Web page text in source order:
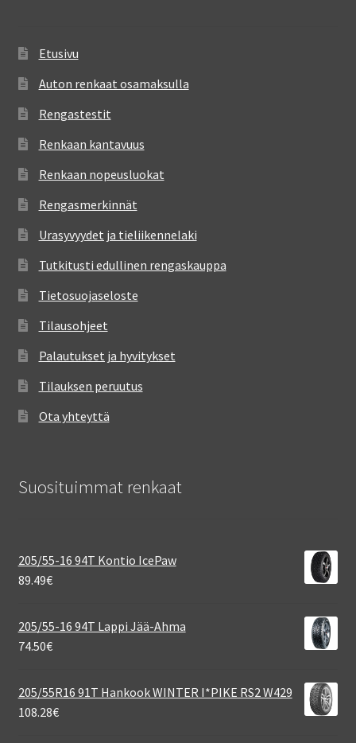
Etusivu
Auton renkaat osamaksulla
Rengastestit
Renkaan kantavuus
Renkaan nopeusluokat
Rengasmerkinnät
Urasyvyydet ja tieliikennelaki
Tutkitusti edullinen rengaskauppa
Tietosuojaseloste
Tilausohjeet
Palautukset ja hyvitykset
Tilauksen peruutus
Ota yhteyttä
Suosituimmat renkaat
205/55-16 94T Kontio IcePaw
89.49€
205/55-16 94T Lappi Jää-Ahma
74.50€
205/55R16 91T Hankook WINTER I*PIKE RS2 W429
108.28€